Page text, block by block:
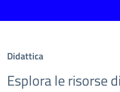
Didattica
Esplora le risorse